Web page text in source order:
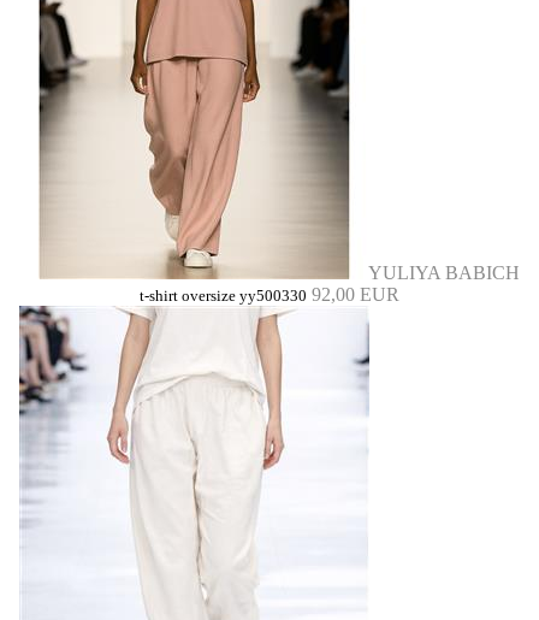
YULIYA BABICH
t-shirt oversize yy500330 92,00 EUR